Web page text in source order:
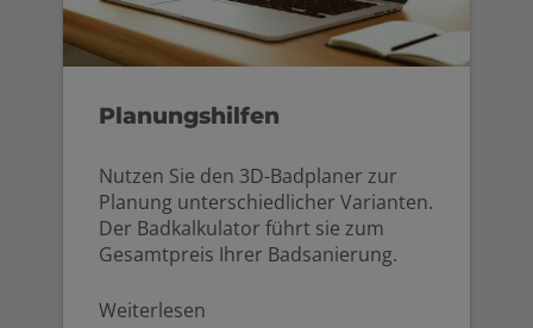
Planungshilfen
Nutzen Sie den 3D-Badplaner zur
Planung unterschiedlicher Varianten.
Der Badkalkulator führt sie zum
Gesamtpreis Ihrer Badsanierung.
Weiterlesen